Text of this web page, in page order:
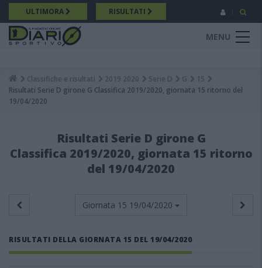
Salta
al
contenuto
principale
ULTIMORA RISULTATI
MENU
Breadcrumb
Classifiche e risultati 2019 2020 Serie D G
15
Risultati Serie D girone G Classifica 2019/2020, giornata 15 ritorno del
19/04/2020
Risultati Serie D girone G
Classifica 2019/2020, giornata 15 ritorno
del 19/04/2020
Giornata 15 19/04/2020
RISULTATI DELLA GIORNATA 15 DEL 19/04/2020